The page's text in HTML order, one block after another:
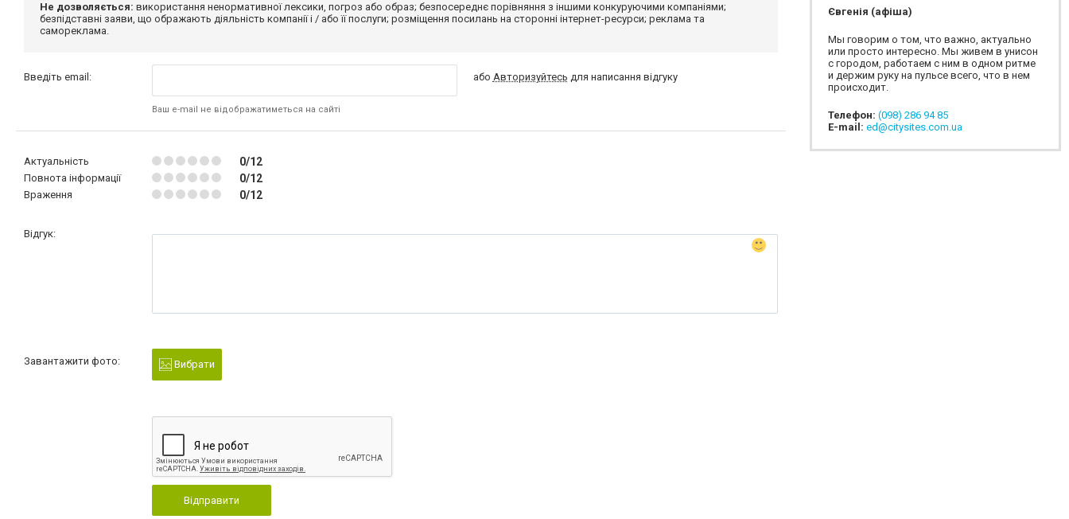
Не дозволяється: використання ненормативної лексики, погроз або образ; безпосереднє порівняння з іншими конкуруючими компаніями;
безпідставні заяви, що ображають діяльність компанії і / або її послуги; розміщення посилань на сторонні інтернет-ресурси; реклама та
самореклама.
Введіть email:
Ваш e-mail не відображатиметься на сайті
або Авторизуйтесь для написання відгуку
Актуальність 0/12
Повнота інформації 0/12
Враження 0/12
Відгук:
Завантажити фото: Вибрати
Відправити
Євгенія (афіша)
Мы говорим о том, что важно, актуально
или просто интересно. Мы живем в унисон
с городом, работаем с ним в одном ритме
и держим руку на пульсе всего, что в нем
происходит.
Телефон: (098) 286 94 85
E-mail: ed@citysites.com.ua